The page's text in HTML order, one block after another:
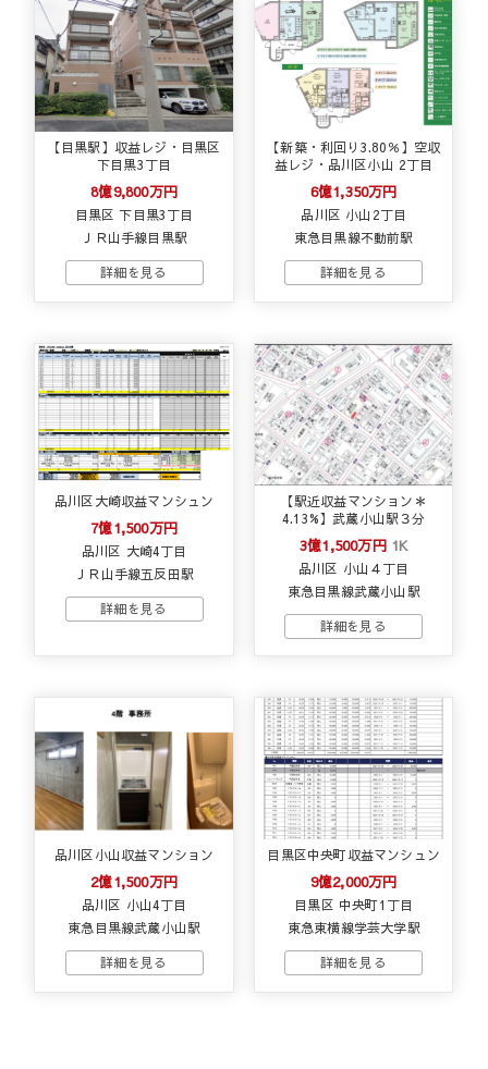
【目黒駅】収益レジ・目黒区
下目黒3丁目
8億9,800万円
目黒区 下目黒3丁目
ＪＲ山手線目黒駅
【新築・利回り3.80％】空収
益レジ・品川区小山 2丁目
6億1,350万円
品川区 小山2丁目
東急目黒線不動前駅
品川区大崎収益マンシュン
7億1,500万円
品川区 大崎4丁目
ＪＲ山手線五反田駅
【駅近収益マンション＊
4.13%】武蔵小山駅３分
3億1,500万円 1K
品川区 小山４丁目
東急目黒線武蔵小山駅
品川区小山収益マンション
2億1,500万円
品川区 小山4丁目
東急目黒線武蔵小山駅
目黒区中央町収益マンシュン
9億2,000万円
目黒区 中央町1丁目
東急東横線学芸大学駅